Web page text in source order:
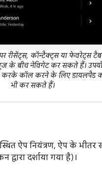
पर रीसेंट्स, कॉन्टैक्ट्स या फेवरेट्स
के बीच नेविगेट कर सकते हैं।
करके कॉल करने के लिए डायलपैड
भी कर सकते हैं।
ऐप नियंत्रण, ऐप के
दर्शाया गया है)।